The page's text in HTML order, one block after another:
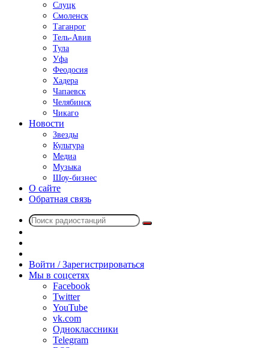
Слуцк
Смоленск
Таганрог
Тель-Авив
Тула
Уфа
Феодосия
Хадера
Чапаевск
Челябинск
Чикаго
Новости
Звезды
Культура
Медиа
Музыка
Шоу-бизнес
О сайте
Обратная связь
Поиск
радио
Войти / Зарегистрироваться
Мы в соцсетях
Facebook
Twitter
YouTube
vk.com
Одноклассники
Telegram